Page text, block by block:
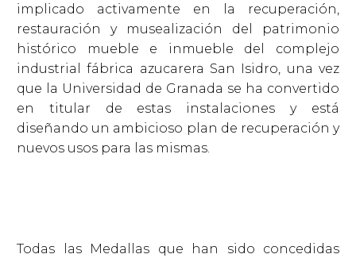
implicado activamente en la recuperación,
restauración y musealización del patrimonio
histórico mueble e inmueble del complejo
industrial fábrica azucarera San Isidro, una vez
que la Universidad de Granada se ha convertido
en titular de estas instalaciones y está
diseñando un ambicioso plan de recuperación y
nuevos usos para las mismas.
Todas las Medallas que han sido concedidas